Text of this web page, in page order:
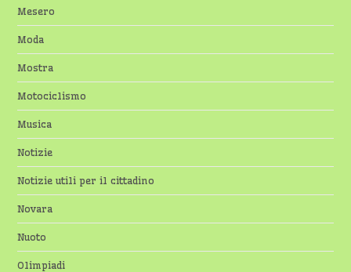
Mesero
Moda
Mostra
Motociclismo
Musica
Notizie
Notizie utili per il cittadino
Novara
Nuoto
Olimpiadi